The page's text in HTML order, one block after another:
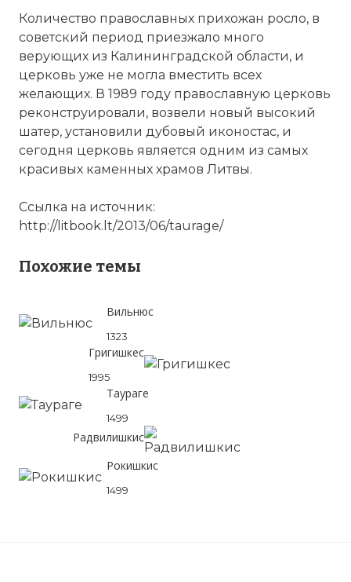
Количество православных прихожан росло, в
советский период приезжало много
верующих из Калининградской области, и
церковь уже не могла вместить всех
желающих. В 1989 году православную церковь
реконструировали, возвели новый высокий
шатер, установили дубовый иконостас, и
сегодня церковь является одним из самых
красивых каменных храмов Литвы.
Ссылка на источник:
http://litbook.lt/2013/06/taurage/
Похожие темы
Вильнюс
1323
Григишкес
1995
Таураге
1499
Радвилишкис
Рокишкис
1499